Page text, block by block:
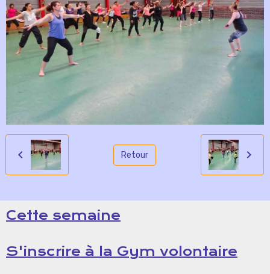
Retour
Cette semaine
S'inscrire à la Gym volontaire